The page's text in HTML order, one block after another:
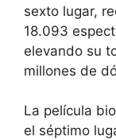
sexto lugar,
18.093
elevando su
millones de
La película
el séptimo